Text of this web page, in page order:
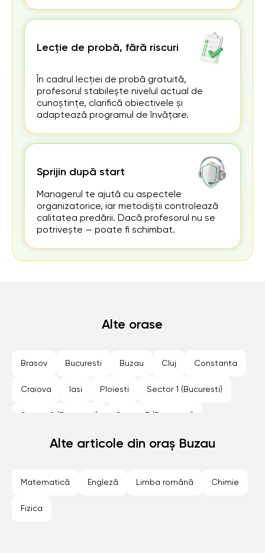
Lecție de probă, fără riscuri
În cadrul lecției de probă gratuită,
profesorul stabilește nivelul actual de
cunoștințe, clarifică obiectivele și
adaptează programul de învățare.
Sprijin după start
Managerul te ajută cu aspectele
organizatorice, iar metodiștii controlează
calitatea predării. Dacă profesorul nu se
potrivește — poate fi schimbat.
Alte orase
Brasov Bucuresti Buzau Cluj Constanta
Craiova Iasi Ploiesti Sector 1 (Bucuresti)
Sector 2 (Bucuresti) Sector 3 (Bucuresti)
Sector 4 (Bucuresti) Sector 5 (Bucuresti)
Alte articole din oraș Buzau
Matematică Engleză Limba română Chimie
Fizica